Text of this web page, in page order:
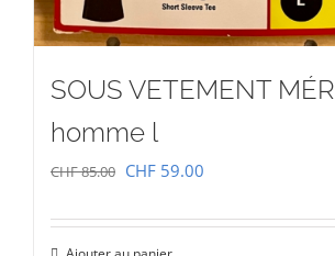
SOUS VETEMENT
homme l
CHF85.00 Le
CHF 59.00